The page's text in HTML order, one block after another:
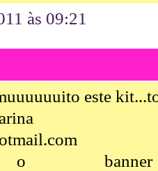
às 09:21
este
banner